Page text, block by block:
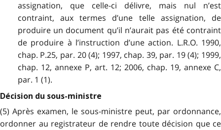
assignation, que celle-ci délivre, mais nul n’est
contraint, aux termes d’une telle assignation, de
produire un document qu’il n’aurait pas été contraint
de produire à l’instruction d’une action. L.R.O. 1990,
chap. P.25, par. 20 (4); 1997, chap. 39, par. 19 (4); 1999,
chap. 12, annexe P, art. 12; 2006, chap. 19, annexe C,
par. 1 (1).
Décision du sous-ministre
(5) Après examen, le sous-ministre peut, par ordonnance,
ordonner au registrateur de rendre toute décision que ce